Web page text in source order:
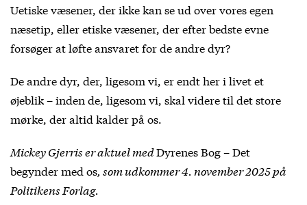
Uetiske væsener, der ikke kan se ud over vores egen
næsetip, eller etiske væsener, der efter bedste evne
forsøger at løfte ansvaret for de andre dyr?
De andre dyr, der, ligesom vi, er endt her i livet et
øjeblik – inden de, ligesom vi, skal videre til det store
mørke, der altid kalder på os.
Mickey Gjerris er aktuel medDyrenes Bog – Det
begynder med os, som udkommer 4. november 2025 på
Politikens Forlag.